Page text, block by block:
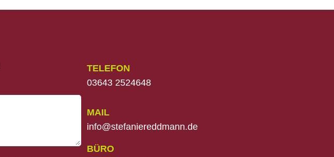
TELEFON
03643 2524648
MAIL
info@stefaniereddmann.de
BÜRO